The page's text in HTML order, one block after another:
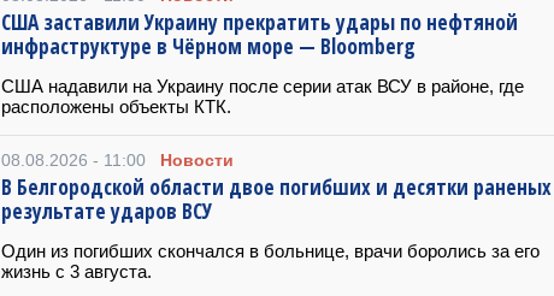
США заставили Украину прекратить удары по нефтяной
инфраструктуре в Чёрном море — Bloomberg
США надавили на Украину после серии атак ВСУ в районе, где
расположены объекты КТК.
08.08.2026 - 11:00 Новости
В Белгородской области двое погибших и десятки
результате ударов ВСУ
Один из погибших скончался в больнице, врачи боролись за его
жизнь с 3 августа.